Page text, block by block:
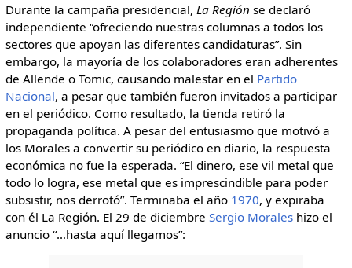
Durante la campaña presidencial, La Región se declaró
independiente “ofreciendo nuestras columnas a todos los
sectores que apoyan las diferentes candidaturas”. Sin
embargo, la mayoría de los colaboradores eran adherentes
de Allende o Tomic, causando malestar en el Partido
Nacional, a pesar que también fueron invitados a participar
en el periódico. Como resultado, la tienda retiró la
propaganda política. A pesar del entusiasmo que motivó a
los Morales a convertir su periódico en diario, la respuesta
económica no fue la esperada. “El dinero, ese vil metal que
todo lo logra, ese metal que es imprescindible para poder
subsistir, nos derrotó”. Terminaba el año 1970, y expiraba
con él La Región. El 29 de diciembre Sergio Moraleshizo el
anuncio “…hasta aquí llegamos”: